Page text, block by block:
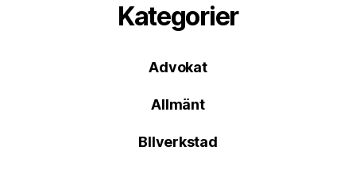
Kategorier
Advokat
Allmänt
BIlverkstad